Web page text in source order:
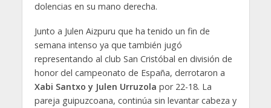
dolencias en su mano derecha.
Junto a Julen Aizpuru que ha tenido un fin de
semana intenso ya que también jugó
representando al club San Cristóbal en división de
honor del campeonato de España, derrotaron a
Xabi Santxo y Julen Urruzola por 22-18. La
pareja guipuzcoana, continúa sin levantar cabeza y